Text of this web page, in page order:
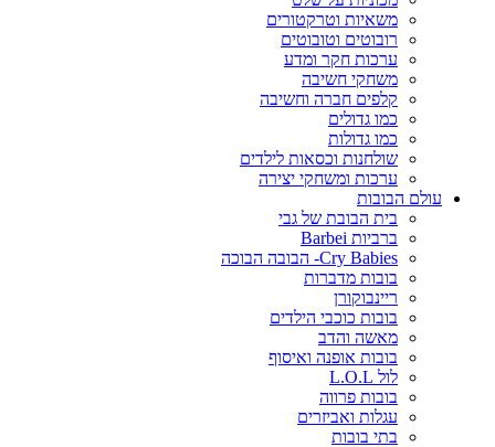
משאיות וטרקטורים
רובוטים וטובוטים
ערכות חקר ומדע
משחקי חשיבה
קלפים חברה וחשיבה
כמו גדולים
כמו גדולות
שולחנות וכסאות לילדים
ערכות ומשחקי יצירה
עולם הבובות
בית הבובת של גבי
ברביות Barbei
Cry Babies- הבובה הבוכה
בובות מדברות
ריינבוקורן
בובות כוכבי הילדים
מאשה והדב
בובות אופנה ואיסוף
לול L.O.L
בובות פרווה
עגלות ואביזרים
בתי בובות